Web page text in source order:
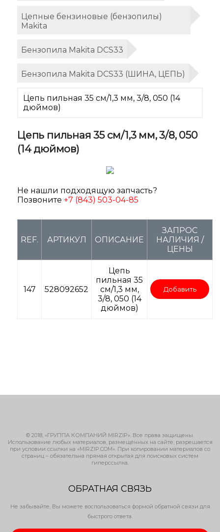
Цепные бензиновые (бензопилы)
Makita
Бензопила Makita DCS33
Бензопила Makita DCS33 (ШИНА, ЦЕПЬ)
Цепь пильная 35 см/1,3 мм, 3/8, 050 (14
дюймов)
Цепь пильная 35 см/1,3 мм, 3/8, 050
(14 дюймов)
Не нашли подходящую запчасть?
Позвоните +7 (843) 503-04-85
REF. АРТИКУЛ ОПИСАНИЕ
ЗАПРОС
НАЛИЧИЯ /
ЦЕНЫ
147 528092652
Цепь
пильная 35
см/1,3 мм,
3/8, 050 (14
дюймов)
Добавить
© 2018, «ГРУППА КОМПАНИЙ MIRZIP». Все права защищены.
Использование любых материалов, размещённых на сайте, разрешается
при условии ссылки на «MIRZIP.COM». При копировании материалов со
страниц – обязательна прямая открытая для поисковых систем
гиперссылка.
ОБРАТНАЯ СВЯЗЬ
Не забывайте, Вы можете воспользоваться формой обратной связи для
быстрого ответа.